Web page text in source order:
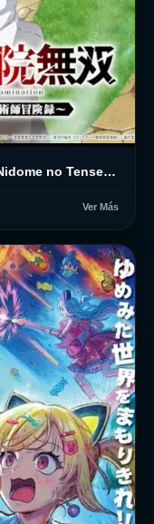
Rakudai Kenja no Gakuin Musou: Nidome no Tensei, S-Rank Cheat Majutsushi Boukenroku
Ver Más